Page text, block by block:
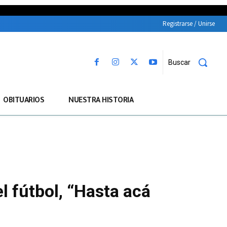
Registrarse / Unirse
Buscar
OBITUARIOS NUESTRA HISTORIA
fútbol, “Hasta acá